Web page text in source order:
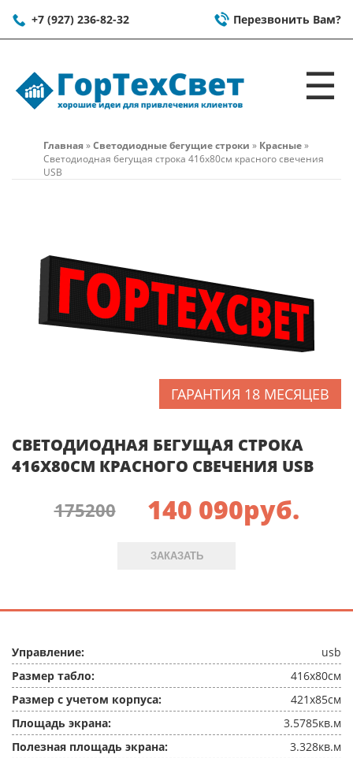
+7 (927) 236-82-32 Перезвонить Вам?
☰
Главная»Светодиодные бегущие строки » Красные»
Светодиодная бегущая строка 416x80см красного свечения
USB
СВЕТОДИОДНАЯ БЕГУЩАЯ СТРОКА
416X80СМ КРАСНОГО СВЕЧЕНИЯ USB
175200 140 090руб.
ЗАКАЗАТЬ
ГАРАНТИЯ 18 МЕСЯЦЕВ
Управление:
usb
Размер табло:
416x80см
Размер с учетом корпуса:
421x85см
Площадь экрана:
3.5785кв.м
Полезная площадь экрана:
3.328кв.м